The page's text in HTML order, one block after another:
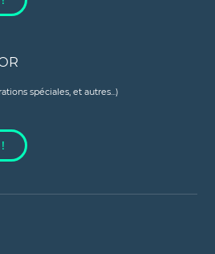
spéciales, et autres...)